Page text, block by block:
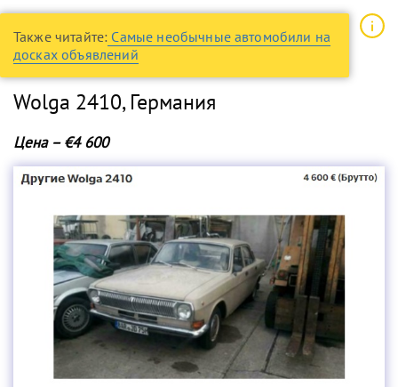
Также читайте: Самые необычные автомобили на
досках объявлений
Wolga 2410, Германия
Цена – €4 600